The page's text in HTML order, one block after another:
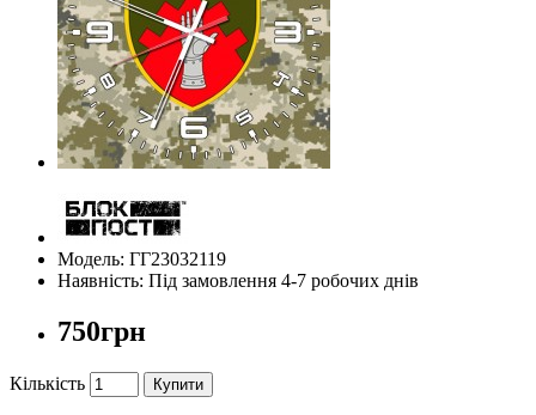
Модель: ГГ23032119
Наявність: Під замовлення 4-7 робочих днів
750грн
Кількість Купити